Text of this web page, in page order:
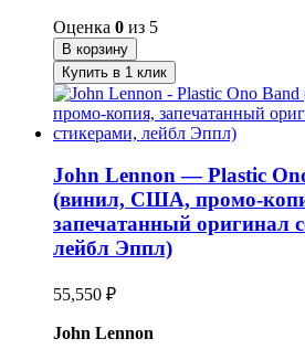
Оценка 0 из 5
В корзину
Купить в 1 клик
John Lennon — Plastic
(винил, США, промо-
запечатанный оригинал
лейбл Эппл)
55,550 ₽
John Lennon